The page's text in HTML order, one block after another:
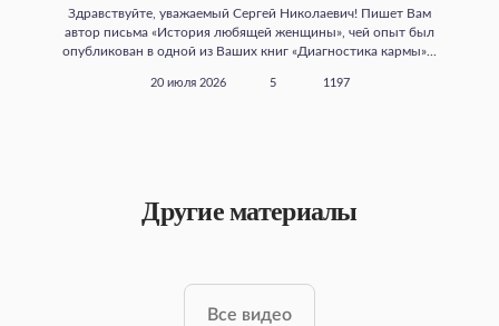
Здравствуйте, уважаемый Сергей Николаевич! Пишет Вам
автор письма «История любящей женщины», чей опыт был
опубликован в одной из Ваших книг «Диагностика кармы»...
20 июля 2026 5 1197
Другие материалы
Все видео